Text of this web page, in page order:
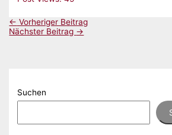
← Vorheriger Beitrag
Nächster Beitrag →
Suchen